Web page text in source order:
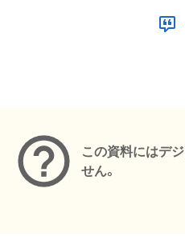
この資料にはデ
せん。